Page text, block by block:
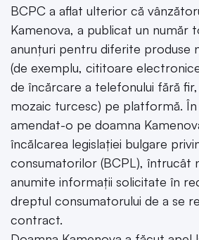
BCPC a aflat ulterior că
Kamenova, a publicat un număr
anunțuri pentru diferite produse
(de exemplu, cititoare
de încărcare a telefonului fără fir,
mozaic turcesc) pe platformă. În
amendat-o pe doamna
încălcarea legislației bulgare
consumatorilor (BCPL), întrucât
anumite informații solicitate în
dreptul consumatorului de a se
contract.